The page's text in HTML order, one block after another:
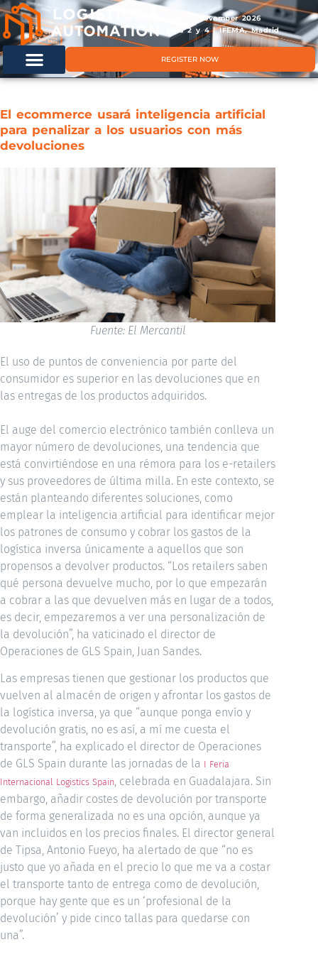
11 & 12 November 2026
Hals 2 y 4 | IFEMA, Madrid
REGISTER NOW
El ecommerce usará inteligencia artificial
para penalizar a los usuarios con más
devoluciones
Fuente: El Mercantil
El uso de puntos de conveniencia por parte del
consumidor es superior en las devoluciones que en
las entregas de los productos adquiridos.
El auge del comercio electrónico también conlleva un
mayor número de devoluciones, una tendencia que
está convirtiéndose en una rémora para los e-retailers
y sus proveedores de última milla. En este contexto, se
están planteando diferentes soluciones, como
emplear la inteligencia artificial para identificar mejor
los patrones de consumo y cobrar los gastos de la
logística inversa únicamente a aquellos que son
propensos a devolver productos. “Los retailers saben
qué persona devuelve mucho, por lo que empezarán
a cobrar a las que devuelven más en lugar de a todos,
es decir, empezaremos a ver una personalización de
la devolución”, ha vaticinado el director de
Operaciones de GLS Spain, Juan Sandes.
Las empresas tienen que gestionar los productos que
vuelven al almacén de origen y afrontar los gastos de
la logística inversa, ya que “aunque ponga envío y
devolución gratis, no es así, a mí me cuesta el
transporte”, ha explicado el director de Operaciones
de GLS Spain durante las jornadas de la I Feria
Internacional Logistics Spain, celebrada en Guadalajara. Sin
embargo, añadir costes de devolución por transporte
de forma generalizada no es una opción, aunque ya
van incluidos en los precios finales. El director general
de Tipsa, Antonio Fueyo, ha alertado de que “no es
justo que yo añada en el precio lo que me va a costar
el transporte tanto de entrega como de devolución,
porque hay gente que es un ‘profesional de la
devolución’ y pide cinco tallas para quedarse con
una”.